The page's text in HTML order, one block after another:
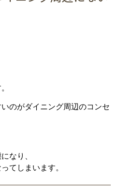
のがダイニング周辺のコンセ
なり、
てしまいます。